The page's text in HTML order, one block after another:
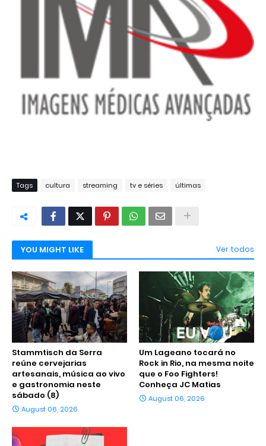
Tags cultura streaming tv e séries últimas
YOU MIGHT LIKE Ver todos
Stammtisch da Serra
reúne cervejarias
artesanais, música ao vivo
e gastronomia neste
sábado (8)
August 06, 2026
Um Lageano tocará no
Rock in Rio, na mesma noite
que o Foo Fighters!
Conheça JC Matias
August 06, 2026